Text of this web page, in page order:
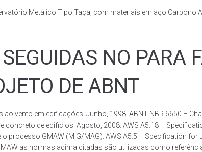
Metálico Tipo Taça, com materiais em aço Carbono
NO
DE ABNT
ao vento em edificações. Junho, 1998. ABNT NBR 6650 –
concreto de edifícios. Agosto, 2008. AWS A5.18 –
processo GMAW (MIG/MAG). AWS A5.5 – Specification
as normas acima citadas são utilizadas como